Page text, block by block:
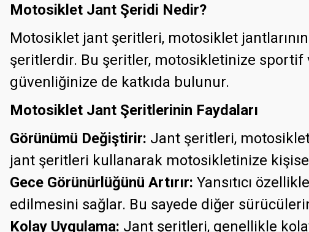
Motosiklet Jant Şeridi Nedir?
Motosiklet jant şeritleri, motosiklet jantlarının
şeritlerdir. Bu şeritler, motosikletinize sportif
güvenliğinize de katkıda bulunur.
Motosiklet Jant Şeritlerinin Faydaları
Görünümü Değiştirir: Jant şeritleri,
jant şeritleri kullanarak motosikletinize
Gece Görünürlüğünü Artırır: Yansıtıcı
edilmesini sağlar. Bu sayede diğer
Kolay Uygulama: Jant şeritleri, genellikle